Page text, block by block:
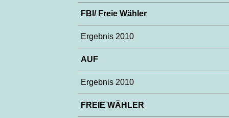
FBI/ Freie Wähler
Ergebnis 2010
AUF
Ergebnis 2010
FREIE WÄHLER